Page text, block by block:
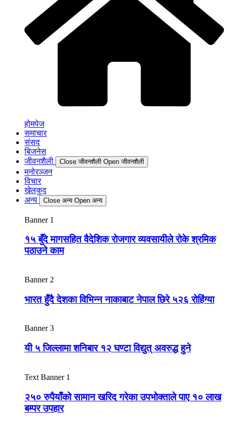
होमपेज
समाचार
संसद
बिजनेस
जीवनशैली
Close जीवनशैली Open जीवनशैली
मनोरञ्जन
विचार
खेलकुद
अन्य
Close अन्य Open अन्य
Banner 1
१५ बुँदे मागसहित वैदेशिक रोजगार व्यवसायीले रोके श्रमिक
पठाउने काम
Banner 2
भारत हुँदै देशका विभिन्न नाकाबाट नेपाल छिरे ५२६ रोहिंग्या
Banner 3
यी ५ जिल्लामा शनिबार १२ घण्टा विद्युत् अवरुद्ध हुने
Text Banner 1
२५० रुपैयाँको सामान खरिद गरेका उपभोक्ताले पाए १० लाख
बम्पर उपहार